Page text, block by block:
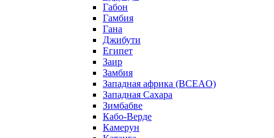
Габон
Гамбия
Гана
Джибути
Египет
Заир
Замбия
Западная африка (BCEAO)
Западная Сахара
Зимбабве
Кабо-Верде
Камерун